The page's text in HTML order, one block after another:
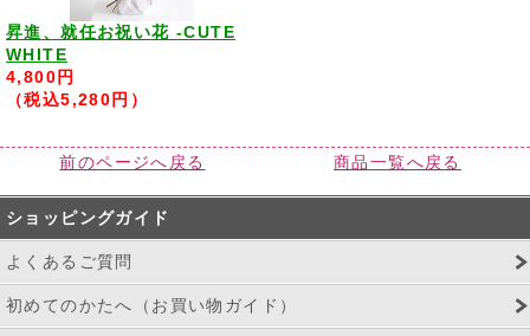
昇進、就任お祝い花 -CUTE
WHITE
4,800円
（税込5,280円）
前のページへ戻る 商品一覧へ戻る
ショッピングガイド
よくあるご質問
初めてのかたへ（お買い物ガイド）